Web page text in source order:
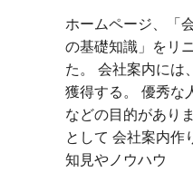
ホームページ、「
の基礎知識」をリ
た。 会社案内には
獲得する。 優秀な
などの目的があり
として 会社案内作
知見やノウハウ